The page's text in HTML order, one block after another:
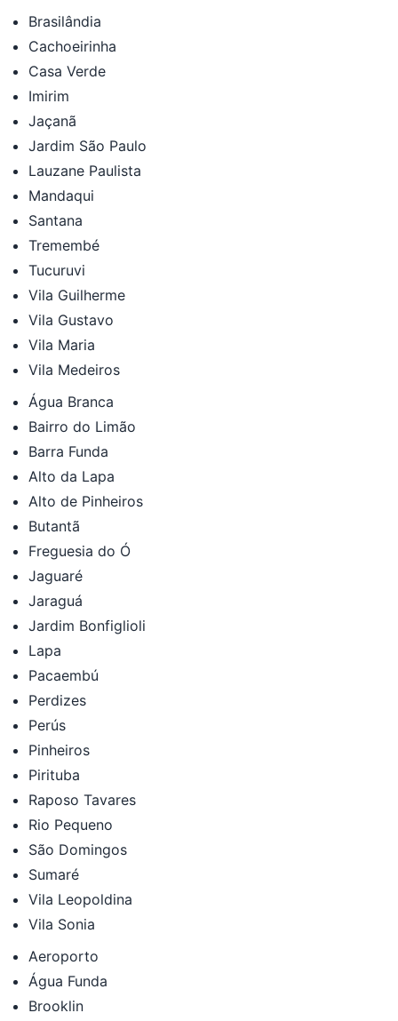
Brasilândia
Cachoeirinha
Casa Verde
Imirim
Jaçanã
Jardim São Paulo
Lauzane Paulista
Mandaqui
Santana
Tremembé
Tucuruvi
Vila Guilherme
Vila Gustavo
Vila Maria
Vila Medeiros
Água Branca
Bairro do Limão
Barra Funda
Alto da Lapa
Alto de Pinheiros
Butantã
Freguesia do Ó
Jaguaré
Jaraguá
Jardim Bonfiglioli
Lapa
Pacaembú
Perdizes
Perús
Pinheiros
Pirituba
Raposo Tavares
Rio Pequeno
São Domingos
Sumaré
Vila Leopoldina
Vila Sonia
Aeroporto
Água Funda
Brooklin